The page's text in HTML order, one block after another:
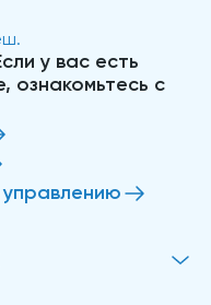
у вас есть
ознакомьтесь с